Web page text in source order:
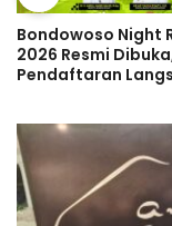
Bondowoso Night
2026 Resmi
Pendaftaran